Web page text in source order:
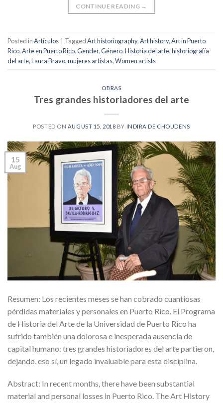
CONTINUE READING →
Posted inArtículos TaggedArt historiography,Art history,Art in Puerto
Rico,Arte en Puerto Rico,Gender,Género,Historia del arte,historiografía
del arte,Laura Bravo,mujeres artistas,Women artists
OBRAS
Tres grandes historiadores del arte
POSTED ON AUGUST 15, 2018 BY INDIRA DE CHOUDENS
15
Aug
Resumen: Los recientes meses se han cobrado cuantiosas
pérdidas materiales y personales en Puerto Rico. El Programa
de Historia del Arte de la Universidad de Puerto Rico ha
sufrido también una dolorosa e inesperada ausencia de
capital humano: tres grandes historiadores del arte partieron,
dejando, eso sí, un legado invaluable para esta disciplina.
Abstract: In recent months, there have been substantial
material and personal losses in Puerto Rico. The Art History